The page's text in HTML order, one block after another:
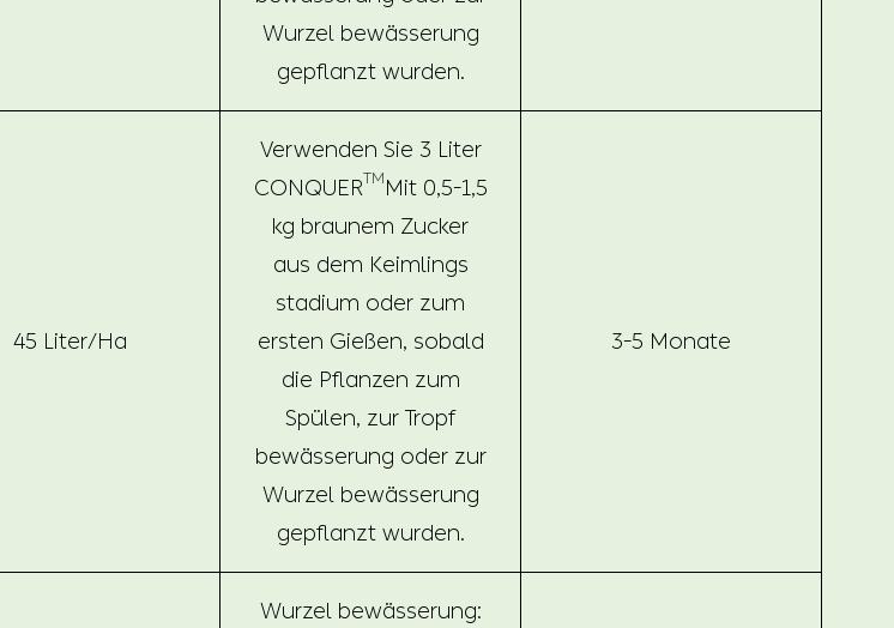
Wurzel bewässerung
gepflanzt wurden.
45 Liter/Ha
Verwenden Sie 3 Liter
CONQUERTMMit 0,5-1,5
kg braunem Zucker
aus dem Keimlings
stadium oder zum
ersten Gießen, sobald
die Pflanzen zum
Spülen, zur Tropf
bewässerung oder zur
Wurzel bewässerung
gepflanzt wurden.
3-5 Monate
Wurzel bewässerung: